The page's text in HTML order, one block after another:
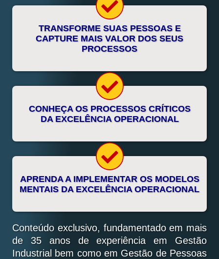
TRANSFORME SUAS PESSOAS E
CAPTURE MAIS VALOR DOS SEUS
PROCESSOS
CONHEÇA OS PROCESSOS CRÍTICOS
DA EXCELÊNCIA OPERACIONAL
APRENDA A IMPLEMENTAR OS MODELOS
MENTAIS DA EXCELÊNCIA OPERACIONAL
Conteúdo exclusivo, fundamentado em mais
de 35 anos de experiência em Gestão
Industrial bem como em Gestão de Pessoas